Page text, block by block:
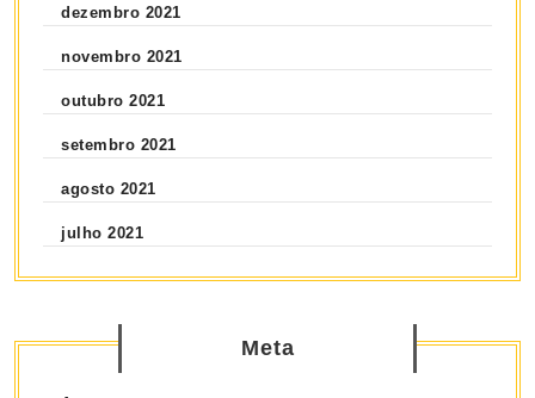
dezembro 2021
novembro 2021
outubro 2021
setembro 2021
agosto 2021
julho 2021
Meta